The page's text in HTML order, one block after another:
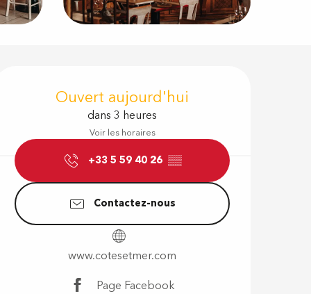
Ouvert aujourd'hui
dans 3 heures
Voir les horaires
+33 5 59 40 26 ▒▒
Contactez-nous
www.cotesetmer.com
Page Facebook